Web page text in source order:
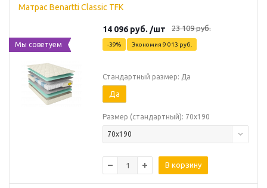
Матрас Benartti Classic TFK
Мы советуем
14 096 руб. /шт 23 109руб.
-39% Экономия 9 013 руб.
Стандартный размер: Да
Да
Размер (стандартный): 70х190
70х190
В корзину